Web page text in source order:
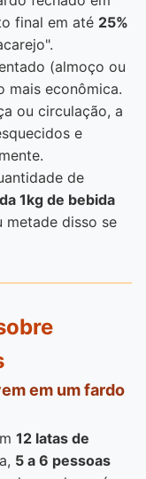
final em até 25%
(almoço ou
mais econômica.
ou circulação, a
e
de
1kg de bebida
metade disso se
em um fardo
12 latas de
5 a 6 pessoas